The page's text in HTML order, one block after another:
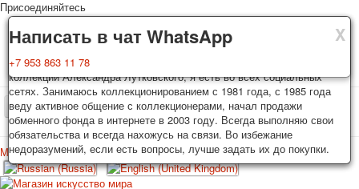
X
Доставка
Колоды, почтовые открытки тщательно упаковываются и
отправляются в течении 3-4 рабочих дней после оплаты.
Исключение: репринт под заказ, такие колоды карт отправляются в
течении 7-8 рабочих дней. Отправка осуществляется почтой России
с треком отслеживания. Цена пересылки зависит от веса и тарифов
почты на момент покупки. По желанию покупателя возможна
отправка СДЕК или другими транспортными компаниями.
X
Гарантия
Вы покупаете колоды игральных карт, почтовые открытки из частной
коллекции Александра Лутковского, я есть во всех социальных
сетях. Занимаюсь коллекционированием с 1981 года, с 1985 года
веду активное общение с коллекционерами, начал продажи
обменного фонда в интернете в 2003 году. Всегда выполняю свои
обязательства и всегда нахожусь на связи. Во избежание
недоразумений, если есть вопросы, лучше задать их до покупки.
X
Написать в чат WhatsApp
+7 953 863 11 78
Присоединяйтесь
TPL_PROTOSTAR_TOGGLE_MENU
Главная Игральные карты Открытки
Меню
Главная
Игральные карты
Войти